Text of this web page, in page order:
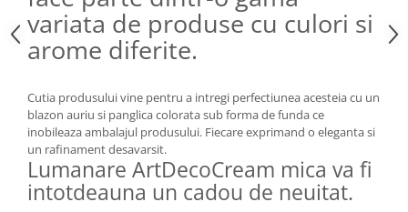
MORRIS&AMP;CO
KINGSLEY
SERENDIPITY GOLD
CHELSEA
MEDICEA
CELESTIAL
PATCHWORK WILLOW
BLUE LILY
variata de produse cu culori si
arome diferite.
Cutia produsului vine pentru a intregi perfectiunea acesteia cu un
blazon auriu si panglica colorata sub forma de funda ce
inobileaza ambalajul produsului. Fiecare exprimand o eleganta si
un rafinament desavarsit.
Lumanare ArtDecoCream mica va fi
intotdeauna un cadou de neuitat.